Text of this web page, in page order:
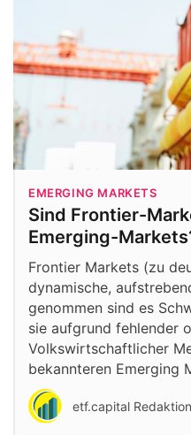
EMERGING MARKETS
Sind Frontier-
Emerging-
Frontier Markets (zu
dynamische,
genommen sind es
sie aufgrund fehlender
Volkswirtschaftlicher
bekannteren Emerging
etf.capital Redaktion